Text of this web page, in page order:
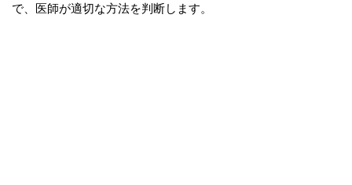
で、医師が適切な方法を判断します。